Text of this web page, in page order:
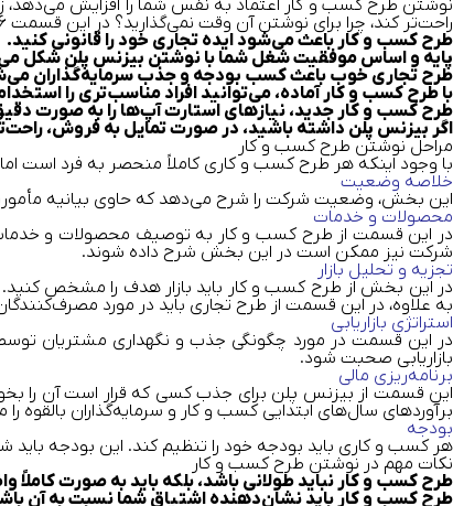
نوشتن طرح کسب ‌و ‌کار اعتماد به نفس شما را افزایش می‌دهد،
راحت‌تر کند، چرا برای نوشتن آن وقت نمی‌گذارید؟ در این قسمت 6 دلیل مهم بیان می‌شوند که نشان‌دهنده اهمیت نوشتن طرح کسب‌ و‌ کار قبل از هر اقدامی هستند.
طرح کسب ‌و ‌کار باعث می‌شود ایده تجاری خود را قانونی کنید.
پایه و اساس موفقیت شغل شما با نوشتن بیزنس پلن شکل
طرح تجاری خوب باعث کسب بودجه و جذب سرمایه‌گذاران
با طرح کسب‌ و ‌کار آماده، می‌توانید افراد مناسب‌تری را
طرح کسب‌ و‌ کار جدید، نیازهای استارت آپ‌ها را به ‌صورت
اگر بیزنس پلن داشته باشید، در صورت تمایل به فروش،
مراحل نوشتن طرح کسب ‌و ‌کار
با وجود اینکه هر طرح کسب ‌و ‌کاری کاملاً منحصر به‌ فرد است
خلاصه وضعیت
این بخش، وضعیت شرکت را شرح می‌دهد که حاوی بیانیه
محصولات و خدمات
در این قسمت از طرح کسب‌ و ‌کار به توصیف محصولات و خدمات
شرکت نیز ممکن است در این بخش شرح داده شوند.
تجزیه و تحلیل بازار
در این بخش از طرح کسب‌ و ‌کار باید بازار هدف را مشخص
به‌ علاوه، در این قسمت از طرح تجاری باید در مورد
استراتژی بازاریابی
در این قسمت در مورد چگونگی جذب و نگهداری مشتریان توسط
بازاریابی صحبت شود.
برنامه‌ریزی مالی
این قسمت از بیزنس پلن برای جذب کسی که قرار است آن را
برآوردهای سال‌های ابتدایی کسب ‌و ‌کار و سرمایه‌گذاران
بودجه
هر کسب ‌و ‌کاری باید بودجه خود را تنظیم کند. این بودجه باید
نکات مهم در نوشتن طرح کسب ‌و ‌کار
طرح کسب‌ و‌ کار نباید طولانی باشد، بلکه باید به صورت
طرح کسب ‌و ‌کار باید نشان‌دهنده اشتیاق شما نسبت به آن